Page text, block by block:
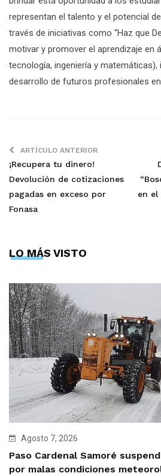
representan el talento y el potencial
través de iniciativas como “Haz que
motivar y promover el aprendizaje en
tecnología, ingeniería y matemáticas),
desarrollo de futuros profesionales
ARTÍCULO ANTERIOR
¡Recupera tu dinero!
Devolución de cotizaciones
pagadas en exceso por
Fonasa
en el
LO MÁS VISTO
Agosto 7, 2026
Paso Cardenal Samoré
por malas condiciones